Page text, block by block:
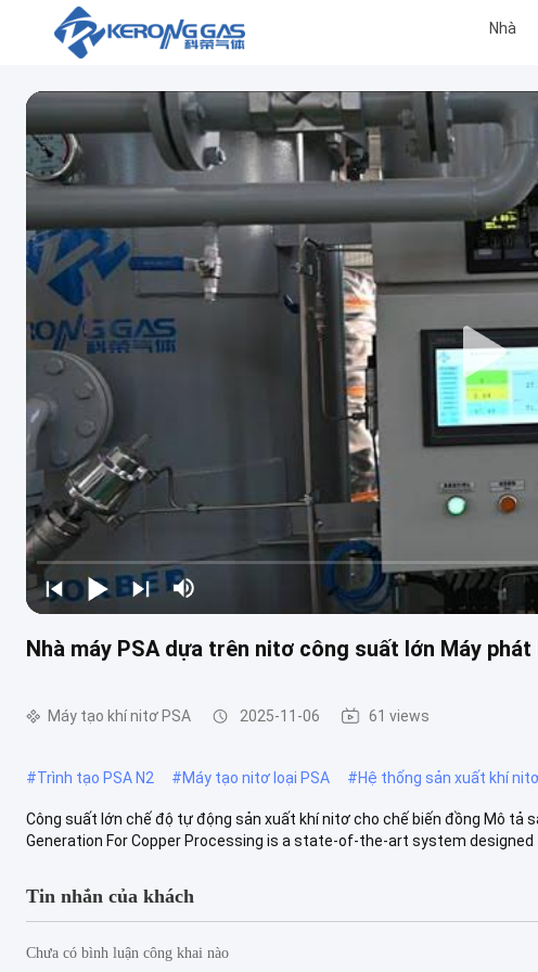
Nhà
Nhà máy PSA dựa trên nitơ công suất lớn Máy
Máy tạo khí nitơ PSA 2025-11-06 61 views
#Trình tạo PSA N2 #Máy tạo nitơ loại PSA #Hệ thống sản xuất khí
Công suất lớn chế độ tự động sản xuất khí nitơ cho chế biến đồng Mô tả
Generation For Copper Processing is a state-of-the-art system designed
Tin nhắn của khách
Chưa có bình luận công khai nào